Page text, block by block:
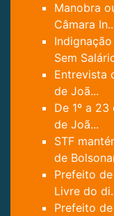
Manobra
Câmara
Sem
Entrevista
de Joã...
De 1º a
de Joã...
STF
de
Prefeito
Livre do
Prefeito